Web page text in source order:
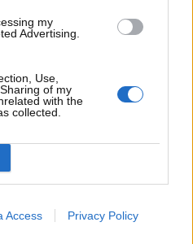
my
Advertising.
Use,
of my
with the
collected.
Access Privacy Policy
e da ben 355 cavalli